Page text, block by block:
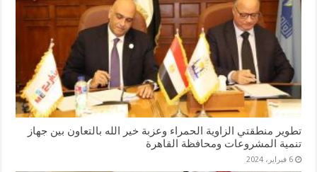
تطوير منطقتي الزاوية الحمراء وعزبة خير الله بالتعاون بين جهاز
تنمية المشروعات ومحافظة القاهرة
6 فبراير، 2024